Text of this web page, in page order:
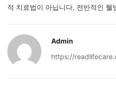
적 치료법이 아닙니다. 전반적인
Admin
https://